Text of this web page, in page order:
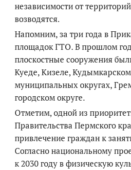
независимости от
возводятся.
Напомним, за три года в
площадок ГТО. В прошлом
плоскостные сооружения
Куеде, Кизеле,
муниципальных округах,
городском округе.
Отметим, одной из
Правительства Пермского
привлечение граждан к
Согласно национальному
к 2030 году в физическую